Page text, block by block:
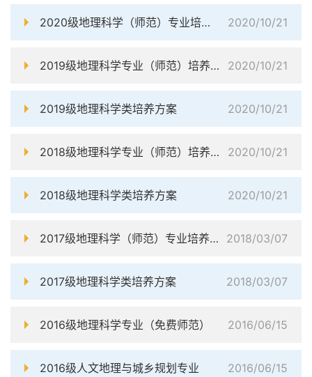
2020级地理科学（师范）专业培养方案 2020/10/21
2019级地理科学专业（师范）培养方案 2020/10/21
2019级地理科学类培养方案 2020/10/21
2018级地理科学专业（师范）培养方案 2020/10/21
2018级地理科学类培养方案 2020/10/21
2017级地理科学（师范）专业培养方案 2018/03/07
2017级地理科学类培养方案 2018/03/07
2016级地理科学专业（免费师范） 2016/06/15
2016级人文地理与城乡规划专业 2016/06/15